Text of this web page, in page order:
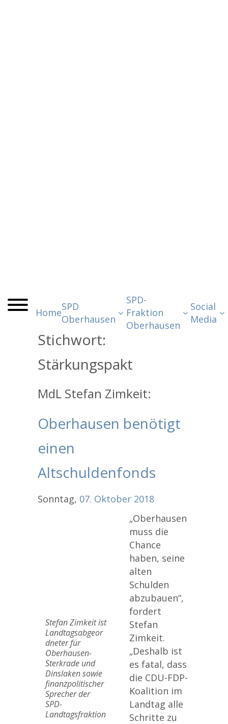
Home
SPD
Oberhausen
SPD-
Fraktion
Oberhausen
Social
Media
Stichwort:
Stärkungspakt
MdL Stefan Zimkeit:
Oberhausen benötigt
einen
Altschuldenfonds
Sonntag, 07. Oktober 2018
Stefan Zimkeit ist
Landtagsabgeor
dneter für
Oberhausen-
Sterkrade und
Dinslaken sowie
finanzpolitischer
Sprecher der
SPD-
Landtagsfraktion
„Oberhausen
muss die
Chance
haben, seine
alten
Schulden
abzubauen“,
fordert
Stefan
Zimkeit.
„Deshalb ist
es fatal, dass
die CDU-FDP-
Koalition im
Landtag alle
Schritte zu